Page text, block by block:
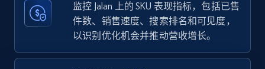
877+ 立即开始
监控 Jalan 上的 SKU 表现指标，包括已售
件数、销售速度、搜索排名和可见度，
以识别优化机会并推动营收增长。